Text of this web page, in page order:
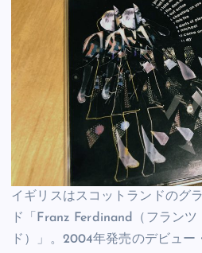
イギリスはスコットランドのグ
ド「Franz Ferdinand（フラン
ド）」。2004年発売のデビュー